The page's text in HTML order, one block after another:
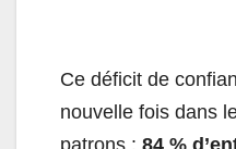
Ce déficit de
nouvelle fois dans